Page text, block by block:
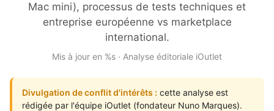
Mac mini), processus de tests techniques et
entreprise européenne vs marketplace
international.
Mis à jour en %s · Analyse éditoriale iOutlet
Divulgation de conflit d'intérêts : cette analyse est
rédigée par l'équipe iOutlet (fondateur Nuno Marques).